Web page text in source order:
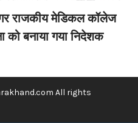
राजकीय मेडिकल कॉलेज
को बनाया गया निदेशक
All rights